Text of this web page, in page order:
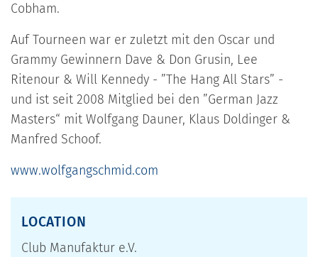
Cobham.
Auf Tourneen war er zuletzt mit den Oscar und
Grammy Gewinnern Dave & Don Grusin, Lee
Ritenour & Will Kennedy - ”The Hang All Stars” -
und ist seit 2008 Mitglied bei den ”German Jazz
Masters“ mit Wolfgang Dauner, Klaus Doldinger &
Manfred Schoof.
www.wolfgangschmid.com
LOCATION
Club Manufaktur e.V.